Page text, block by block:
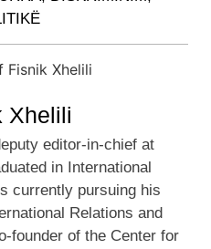
Xhelili
editor-in-chief at
in International
currently pursuing his
Relations and
founder of the Center for